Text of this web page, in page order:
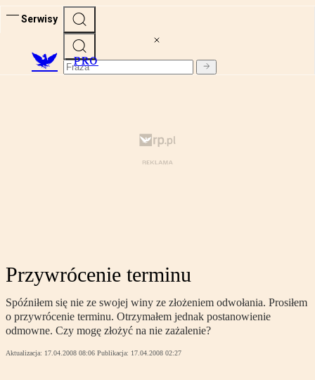
Serwisy
PRO
Przywrócenie terminu
Spóźniłem się nie ze swojej winy ze złożeniem odwołania. Prosiłem
o przywrócenie terminu. Otrzymałem jednak postanowienie
odmowne. Czy mogę złożyć na nie zażalenie?
Aktualizacja: 17.04.2008 08:06 Publikacja: 17.04.2008 02:27